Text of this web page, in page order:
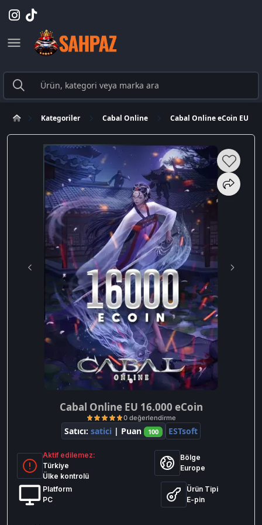
Kategoriler Cabal Online Cabal Online eCoin EU
Cabal Online EU 16.000 eCoin
Satıcı: satici | Puan 100 ESTsoft
Aktif edilemez:
Türkiye
Ülke kontrolü
Bölge
Europe
Platform
PC
Ürün Tipi
E-pin